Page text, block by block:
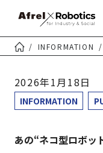
INFORMATION
2026年1月18日
INFORMATION
あの“ネコ型ロボッ